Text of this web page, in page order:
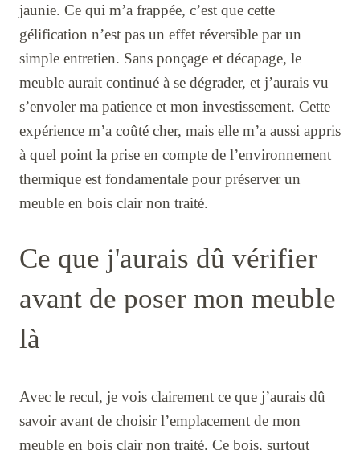
jaunie. Ce qui m’a frappée, c’est que cette
gélification n’est pas un effet réversible par un
simple entretien. Sans ponçage et décapage, le
meuble aurait continué à se dégrader, et j’aurais vu
s’envoler ma patience et mon investissement. Cette
expérience m’a coûté cher, mais elle m’a aussi appris
à quel point la prise en compte de l’environnement
thermique est fondamentale pour préserver un
meuble en bois clair non traité.
Ce que j'aurais dû vérifier
avant de poser mon meuble
là
Avec le recul, je vois clairement ce que j’aurais dû
savoir avant de choisir l’emplacement de mon
meuble en bois clair non traité. Ce bois, surtout